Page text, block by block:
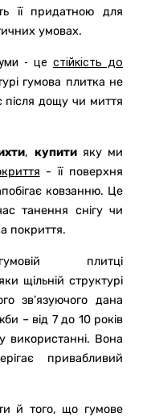
її придатною для
умовах.
- це стійкість до
гумова плитка не
дощу чи миття
, купитияку ми
- її поверхня
ковзанню. Це
танення снігу чи
покриття.
плитці
щільній структурі
зв’язуючого дана
– від 7 до 10 років
використанні. Вона
привабливий
й того, що гумове